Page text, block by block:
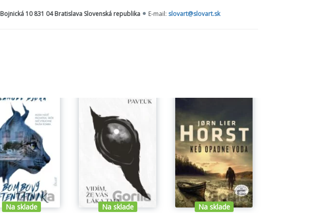
Bojnická 10 831 04 Bratislava Slovenská republika E-mail: slovart@slovart.sk
Na sklade Na sklade Na sklade